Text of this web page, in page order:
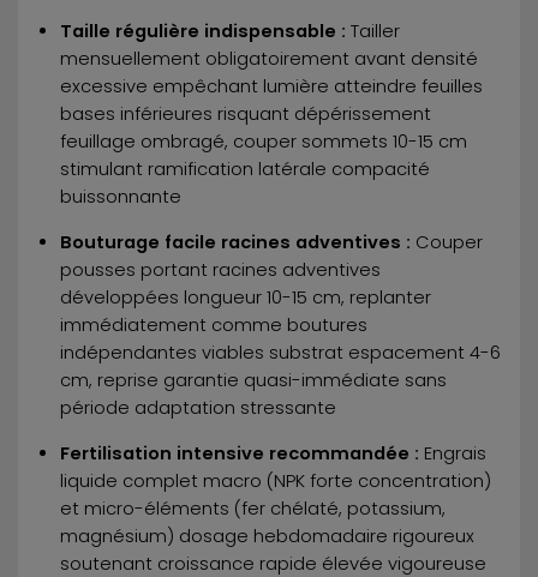
Taille régulière indispensable : Tailler
mensuellement obligatoirement avant densité
excessive empêchant lumière atteindre feuilles
bases inférieures risquant dépérissement
feuillage ombragé, couper sommets 10-15 cm
stimulant ramification latérale compacité
buissonnante
Bouturage facile racines adventives : Couper
pousses portant racines adventives
développées longueur 10-15 cm, replanter
immédiatement comme boutures
indépendantes viables substrat espacement 4-6
cm, reprise garantie quasi-immédiate sans
période adaptation stressante
Fertilisation intensive recommandée : Engrais
liquide complet macro (NPK forte concentration)
et micro-éléments (fer chélaté, potassium,
magnésium) dosage hebdomadaire rigoureux
soutenant croissance rapide élevée vigoureuse